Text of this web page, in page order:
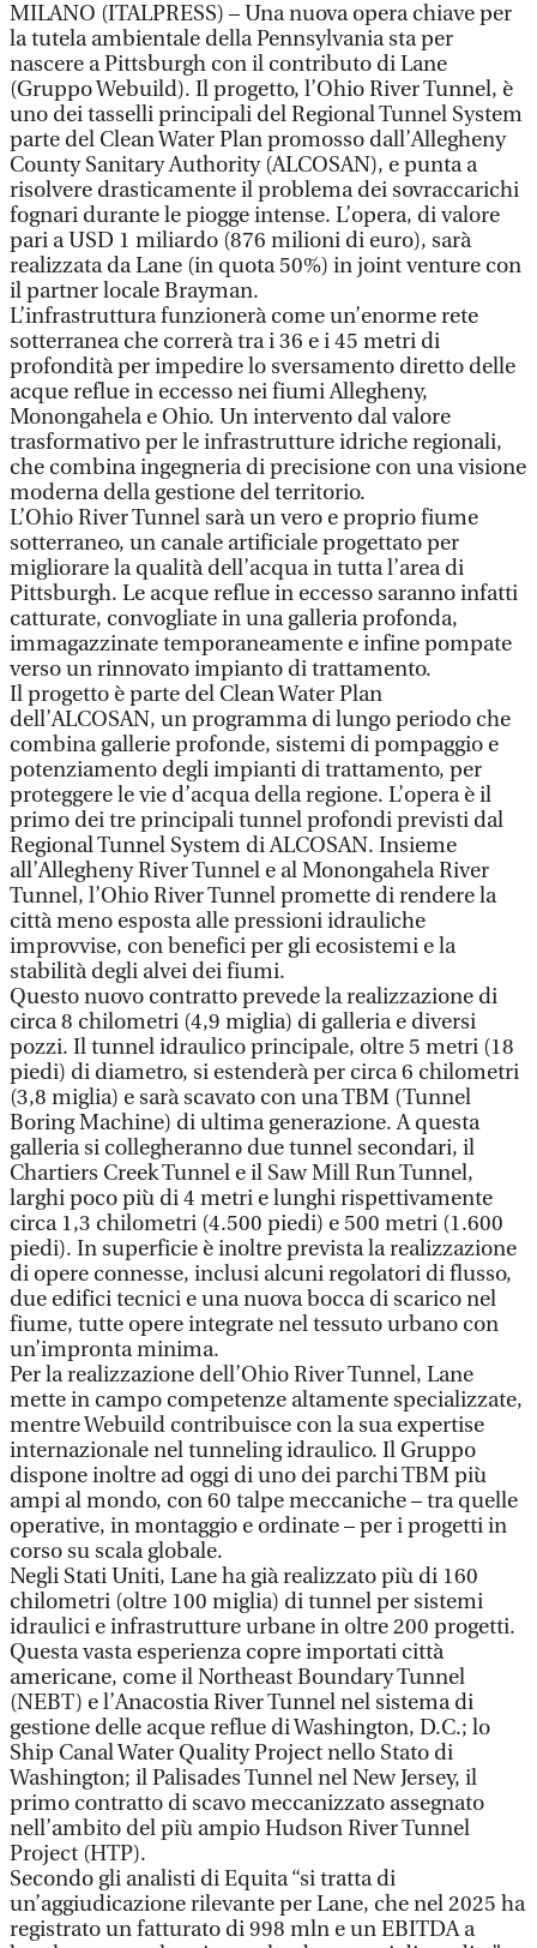
MILANO (ITALPRESS) – Una nuova opera chiave per
la tutela ambientale della Pennsylvania sta per
nascere a Pittsburgh con il contributo di Lane
(Gruppo Webuild). Il progetto, l’Ohio River Tunnel, è
uno dei tasselli principali del Regional Tunnel System
parte del Clean Water Plan promosso dall’Allegheny
County Sanitary Authority (ALCOSAN), e punta a
risolvere drasticamente il problema dei sovraccarichi
fognari durante le piogge intense. L’opera, di valore
pari a USD 1 miliardo (876 milioni di euro), sarà
realizzata da Lane (in quota 50%) in joint venture con
il partner locale Brayman.
L’infrastruttura funzionerà come un’enorme rete
sotterranea che correrà tra i 36 e i 45 metri di
profondità per impedire lo sversamento diretto delle
acque reflue in eccesso nei fiumi Allegheny,
Monongahela e Ohio. Un intervento dal valore
trasformativo per le infrastrutture idriche regionali,
che combina ingegneria di precisione con una visione
moderna della gestione del territorio.
L’Ohio River Tunnel sarà un vero e proprio fiume
sotterraneo, un canale artificiale progettato per
migliorare la qualità dell’acqua in tutta l’area di
Pittsburgh. Le acque reflue in eccesso saranno infatti
catturate, convogliate in una galleria profonda,
immagazzinate temporaneamente e infine pompate
verso un rinnovato impianto di trattamento.
Il progetto è parte del Clean Water Plan
dell’ALCOSAN, un programma di lungo periodo che
combina gallerie profonde, sistemi di pompaggio e
potenziamento degli impianti di trattamento, per
proteggere le vie d’acqua della regione. L’opera è il
primo dei tre principali tunnel profondi previsti dal
Regional Tunnel System di ALCOSAN. Insieme
all’Allegheny River Tunnel e al Monongahela River
Tunnel, l’Ohio River Tunnel promette di rendere la
città meno esposta alle pressioni idrauliche
improvvise, con benefici per gli ecosistemi e la
stabilità degli alvei dei fiumi.
Questo nuovo contratto prevede la realizzazione di
circa 8 chilometri (4,9 miglia) di galleria e diversi
pozzi. Il tunnel idraulico principale, oltre 5 metri (18
piedi) di diametro, si estenderà per circa 6 chilometri
(3,8 miglia) e sarà scavato con una TBM (Tunnel
Boring Machine) di ultima generazione. A questa
galleria si collegheranno due tunnel secondari, il
Chartiers Creek Tunnel e il Saw Mill Run Tunnel,
larghi poco più di 4 metri e lunghi rispettivamente
circa 1,3 chilometri (4.500 piedi) e 500 metri (1.600
piedi). In superficie è inoltre prevista la realizzazione
di opere connesse, inclusi alcuni regolatori di flusso,
due edifici tecnici e una nuova bocca di scarico nel
fiume, tutte opere integrate nel tessuto urbano con
un’impronta minima.
Per la realizzazione dell’Ohio River Tunnel, Lane
mette in campo competenze altamente specializzate,
mentre Webuild contribuisce con la sua expertise
internazionale nel tunneling idraulico. Il Gruppo
dispone inoltre ad oggi di uno dei parchi TBM più
ampi al mondo, con 60 talpe meccaniche – tra quelle
operative, in montaggio e ordinate – per i progetti in
corso su scala globale.
Negli Stati Uniti, Lane ha già realizzato più di 160
chilometri (oltre 100 miglia) di tunnel per sistemi
idraulici e infrastrutture urbane in oltre 200 progetti.
Questa vasta esperienza copre importati città
americane, come il Northeast Boundary Tunnel
(NEBT) e l’Anacostia River Tunnel nel sistema di
gestione delle acque reflue di Washington, D.C.; lo
Ship Canal Water Quality Project nello Stato di
Washington; il Palisades Tunnel nel New Jersey, il
primo contratto di scavo meccanizzato assegnato
nell’ambito del più ampio Hudson River Tunnel
Project (HTP).
Secondo gli analisti di Equita “si tratta di
un’aggiudicazione rilevante per Lane, che nel 2025 ha
registrato un fatturato di 998 mln e un EBITDA a